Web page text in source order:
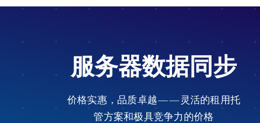
服务器数据同步
价格实惠，品质卓越——灵活的租用托
管方案和极具竞争力的价格